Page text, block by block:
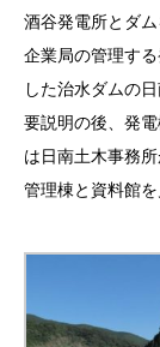
酒谷発電所とダ
企業局の管理す
した治水ダムの
要説明の後、発
は日南土木事務
管理棟と資料館を